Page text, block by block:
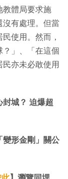
教體局要求施
沒有處理。但當
使用。然而，
」、「在這個
亦未必敢使用
封城？ 迫爆超
變形金剛」關公